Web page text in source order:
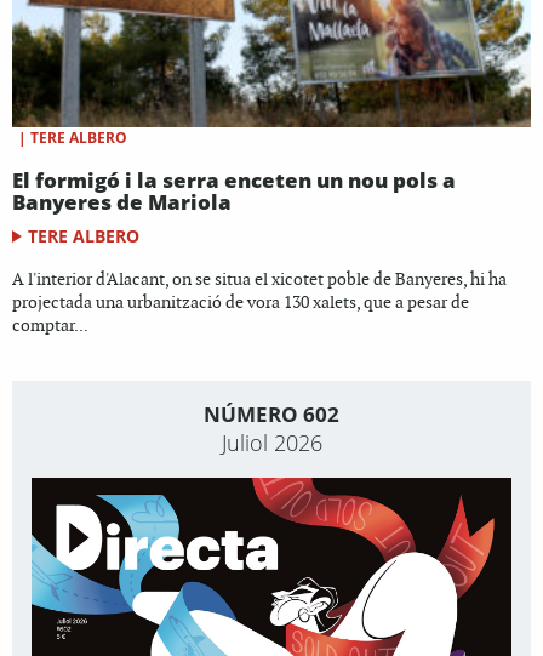
| TERE ALBERO
El formigó i la serra enceten un nou pols a
Banyeres de Mariola
TERE ALBERO
A l'interior d'Alacant, on se situa el xicotet poble de Banyeres, hi ha
projectada una urbanització de vora 130 xalets, que a pesar de
comptar...
NÚMERO 602
Juliol 2026